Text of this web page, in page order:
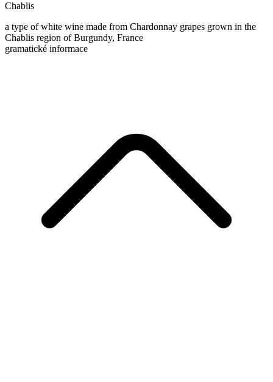
Chablis
a type of white wine made from Chardonnay grapes grown in the
Chablis region of Burgundy, France
gramatické informace